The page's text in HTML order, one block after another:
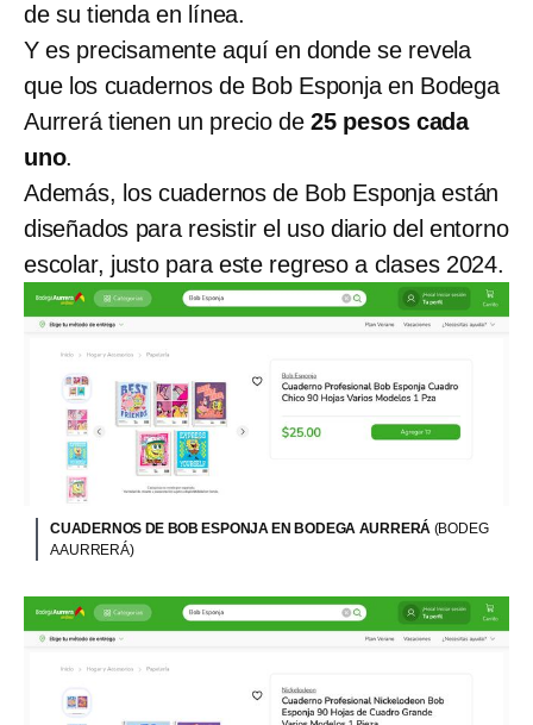
de su tienda en línea.
Y es precisamente aquí en donde se revela
que los cuadernos de Bob Esponja en Bodega
Aurrerá tienen un precio de25 pesos cada
uno.
Además, los cuadernos de Bob Esponja están
diseñados para resistir el uso diario del entorno
escolar, justo para este regreso a clases 2024.
CUADERNOS DE BOB ESPONJA EN BODEGA AURRERÁ (BODEG
A AURRERÁ)